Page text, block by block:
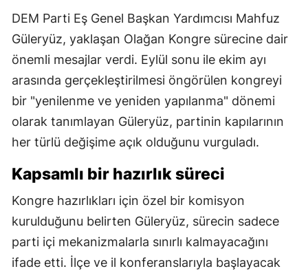
DEM Parti Eş Genel Başkan Yardımcısı Mahfuz
Güleryüz, yaklaşan Olağan Kongre sürecine dair
önemli mesajlar verdi. Eylül sonu ile ekim ayı
arasında gerçekleştirilmesi öngörülen kongreyi
bir "yenilenme ve yeniden yapılanma" dönemi
olarak tanımlayan Güleryüz, partinin kapılarının
her türlü değişime açık olduğunu vurguladı.
Kapsamlı bir hazırlık süreci
Kongre hazırlıkları için özel bir komisyon
kurulduğunu belirten Güleryüz, sürecin sadece
parti içi mekanizmalarla sınırlı kalmayacağını
ifade etti. İlçe ve il konferanslarıyla başlayacak